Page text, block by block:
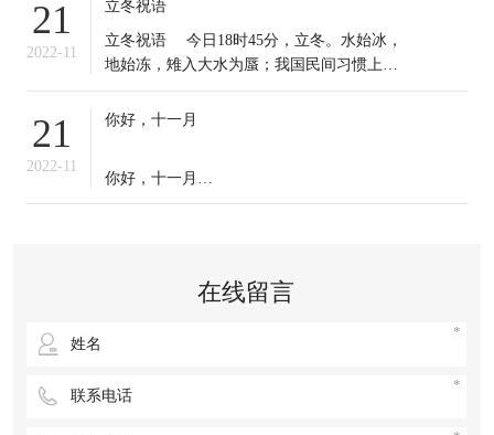
21
2022-11
立冬祝语
​立冬祝语 今日18时45分，立冬。水始冰，
地始冻，雉入大水为蜃；我国民间习惯上把
这一天作为冬季之始；冬天到来，今日起我
们应保证充足睡眠，多晒太阳，适时锻炼，
子碗，冻掉耳朵没人管”的说法。你那里立冬
吃啥？冬天来了，
21
2022-11
你好，十一月
你好，十一月
在线留言